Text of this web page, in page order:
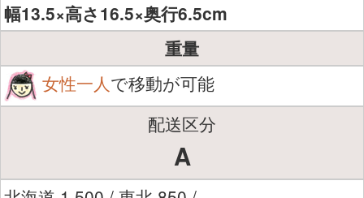
幅13.5×高さ16.5×奥行6.5cm
重量
女性一人で移動が可能
配送区分
A